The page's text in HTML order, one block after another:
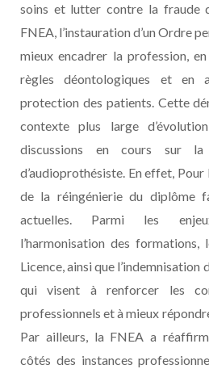
soins et lutter contre la fraude
FNEA, l’instauration d’un Ordre
mieux encadrer la profession,
règles déontologiques et en
protection des patients. Cette
contexte plus large
discussions en cours sur
d’audioprothésiste. En effet,
de la réingénierie du diplôme
actuelles. Parmi les
l’harmonisation des
Licence, ainsi que l’indemnisation
qui visent à renforcer les
professionnels et à mieux
Par ailleurs, la FNEA a
côtés des instances